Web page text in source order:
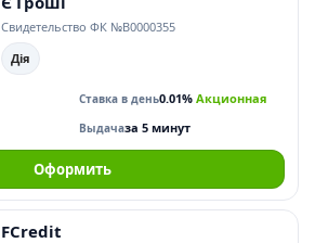
Свидетельство ФК №В0000355
Дія
Ставка в день0.01% Акционная
Выдачаза 5 минут
Оформить
FCredit